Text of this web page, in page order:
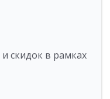
скидок в рамках